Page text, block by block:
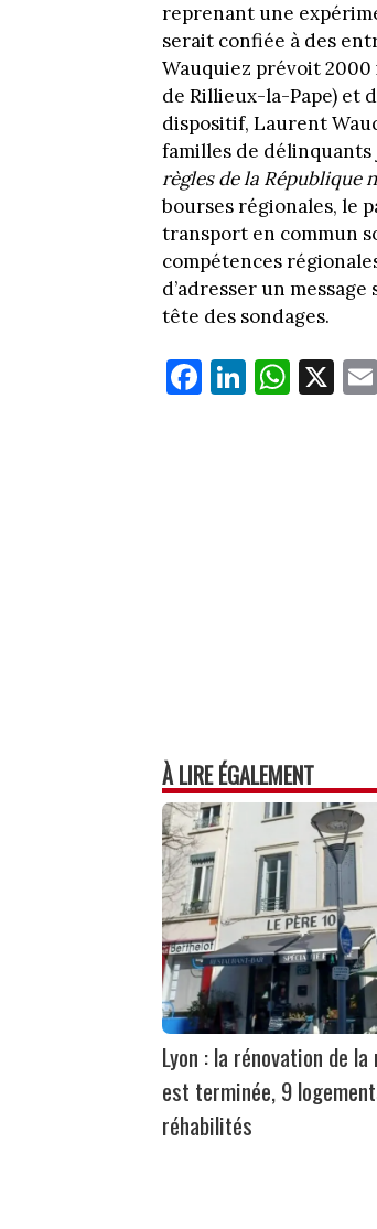
reprenant une
serait confiée à des
Wauquiez prévoit
de Rillieux-la-Pape) et
dispositif, Laurent
familles de délinquants
règles de la République
bourses régionales, le
transport en commun
compétences
d’adresser un
tête des sondages.
Fa
ce
Li
nk
W
ha
X
À LIRE ÉGALEMENT
Lyon : la rénovation de
est terminée, 9
réhabilités